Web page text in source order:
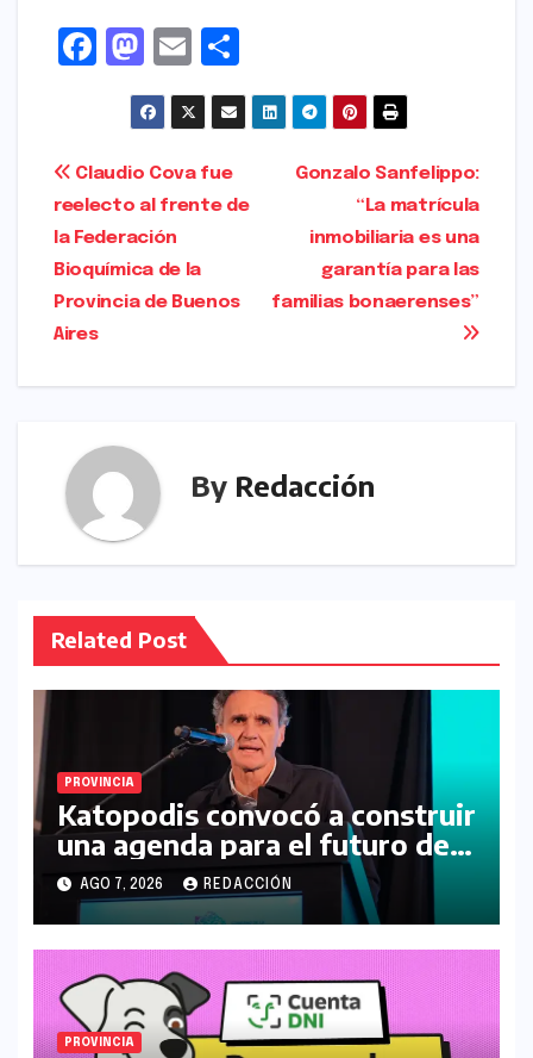
F
e
b
o
o
k
M
a
s
t
o
d
o
n
E
m
ai
l
h
ar
Navegación
de
entradas
Gonzalo Sanfelippo:
“La matrícula
inmobiliaria es una
garantía para las
familias bonaerenses”
Claudio Cova fue
reelecto al frente de
la Federación
Bioquímica de la
Provincia de Buenos
Aires
By Redacción
Related Post
PROVINCIA
Katopodis convocó a construir
una agenda para el futuro de
la Región Noroeste
AGO 7, 2026 REDACCIÓN
PROVINCIA